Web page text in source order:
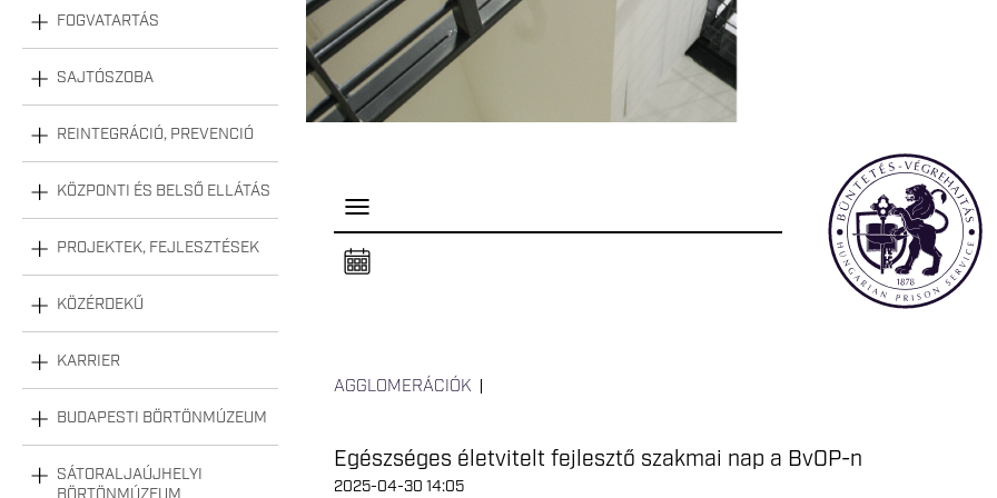
FOGVATARTÁS
SAJTÓSZOBA
REINTEGRÁCIÓ, PREVENCIÓ
KÖZPONTI ÉS BELSŐ ELLÁTÁS
PROJEKTEK, FEJLESZTÉSEK
KÖZÉRDEKŰ
KARRIER
BUDAPESTI BÖRTÖNMÚZEUM
SÁTORALJAÚJHELYI
P
e
l
a
AGGLOMERÁCIÓK
Egészséges életvitelt fejlesztő szakmai nap a BvOP-n
2025-04-30 14:05